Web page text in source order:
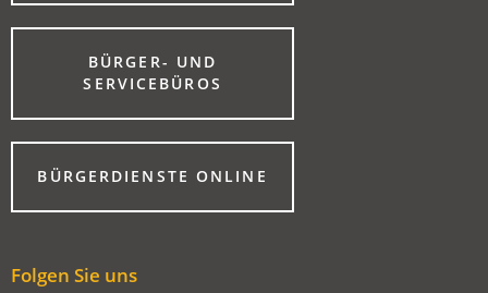
EINEM
NEUEN
BÜRGER- UND
SERVICEBÜROS
(ÖFFNET
EINEM
NEUEN
TAB)BÜRGERDIENSTE ONLINE
(ÖFFNET
EINEM
Folgen Sie uns